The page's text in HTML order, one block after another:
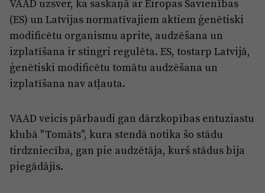
VAAD uzsver, ka saskaņā ar Eiropas Savienības
(ES) un Latvijas normatīvajiem aktiem ģenētiski
modificētu organismu aprite, audzēšana un
izplatīšana ir stingri regulēta. ES, tostarp Latvijā,
ģenētiski modificētu tomātu audzēšana un
izplatīšana nav atļauta.
VAAD veicis pārbaudi gan dārzkopības entuziastu
klubā "Tomāts", kura stendā notika šo stādu
tirdzniecība, gan pie audzētāja, kurš stādus bija
piegādājis.